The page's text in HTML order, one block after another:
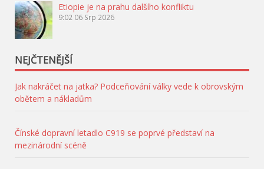
Etiopie je na prahu dalšího konfliktu
9:02 06 Srp 2026
NEJČTENĚJŠÍ
Jak nakráčet na jatka? Podceňování války vede k obrovským
obětem a nákladům
Čínské dopravní letadlo C919 se poprvé představí na
mezinárodní scéně